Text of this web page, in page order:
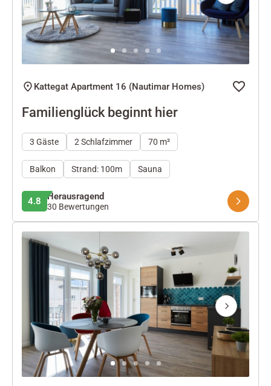
Next
Kattegat Apartment 16 (Nautimar Homes)
Familienglück beginnt hier
3 Gäste 2 Schlafzimmer 70 m²
Balkon Strand: 100m Sauna
4.8 Herausragend
30 Bewertungen
Next